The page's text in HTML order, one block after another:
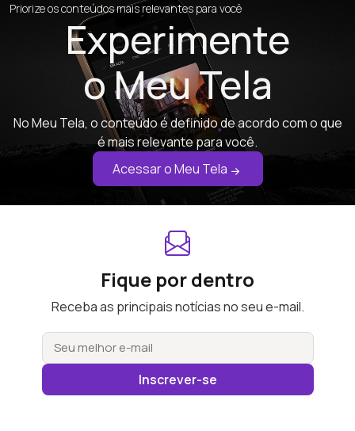
Priorize os conteúdos mais relevantes para você
Experimente
o Meu Tela
No Meu Tela, o conteúdo é definido de acordo com o que
é mais relevante para você.
Acessar o Meu Tela
Fique por dentro
Receba as principais notícias no seu e-mail.
Inscrever-se